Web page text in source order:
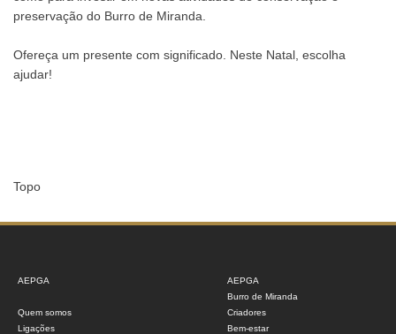
preservação do Burro de Miranda.
Ofereça um presente com significado. Neste Natal, escolha
ajudar!
Topo
AEPGA
Quem somos
Ligações
AEPGA
Burro de Miranda
Criadores
Bem-estar